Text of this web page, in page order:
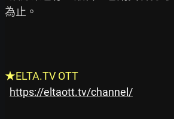
為止。
★ELTA.TV OTT
https://eltaott.tv/channel/